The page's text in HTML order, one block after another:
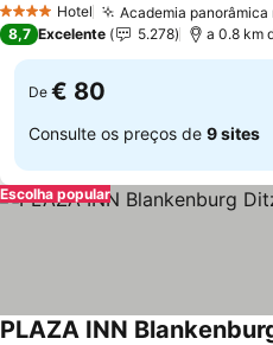
4 EstrelasHotel Academia panorâmica
8,7 Excelente 5.278 a 0.8 km
De € 80
Consulte os preços de 9 sites
Escolha popular